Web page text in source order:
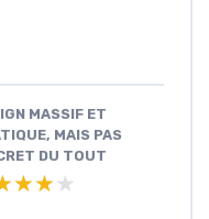
MASSIF ET
MAIS PAS
DU TOUT